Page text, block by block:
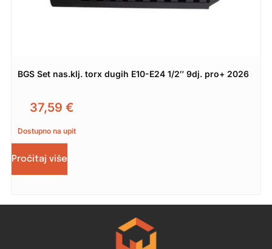
BGS Set nas.klj. torx dugih E10-E24 1/2″ 9dj. pro+ 2026
37,59 €
Dostupno na upit
Pročitaj više